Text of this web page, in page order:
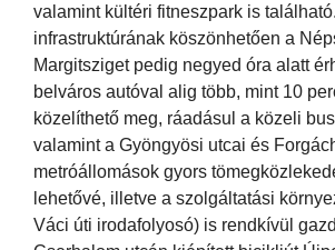
valamint kültéri fitneszpark is
infrastruktúrának köszönhetően a
Margitsziget pedig negyed óra alatt
belváros autóval alig több, mint 10
közelíthető meg, ráadásul a közeli
valamint a Gyöngyösi utcai és
metróállomások gyors
lehetővé, illetve a szolgáltatási
Váci úti irodafolyosó) is rendkívül